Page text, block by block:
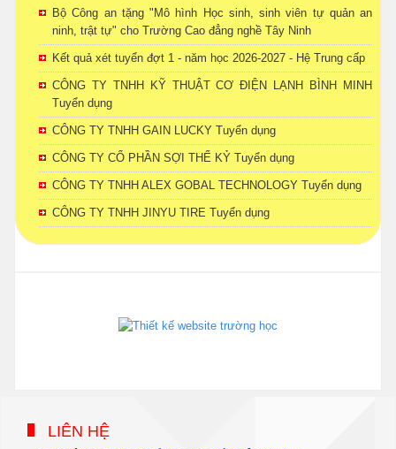
Bộ Công an tặng "Mô hình Học sinh, sinh viên tự quản an
ninh, trật tự" cho Trường Cao đẳng nghề Tây Ninh
Kết quả xét tuyển đợt 1 - năm học 2026-2027 - Hệ Trung cấp
CÔNG TY TNHH KỸ THUẬT CƠ ĐIỆN LẠNH BÌNH MINH
Tuyển dụng
CÔNG TY TNHH GAIN LUCKY Tuyển dụng
CÔNG TY CỔ PHẦN SỢI THẾ KỶ Tuyển dụng
CÔNG TY TNHH ALEX GOBAL TECHNOLOGY Tuyển dụng
CÔNG TY TNHH JINYU TIRE Tuyển dụng
LIÊN HỆ